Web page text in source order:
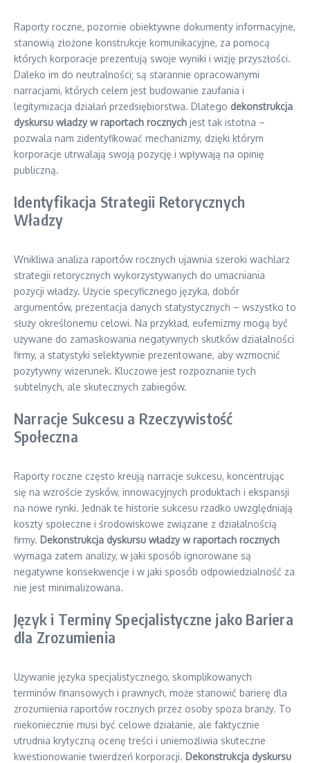
Raporty roczne, pozornie obiektywne dokumenty informacyjne,
stanowią złożone konstrukcje komunikacyjne, za pomocą
których korporacje prezentują swoje wyniki i wizję przyszłości.
Daleko im do neutralności; są starannie opracowanymi
narracjami, których celem jest budowanie zaufania i
legitymizacja działań przedsiębiorstwa. Dlatego dekonstrukcja
dyskursu władzy w raportach rocznych jest tak istotna –
pozwala nam zidentyfikować mechanizmy, dzięki którym
korporacje utrwalają swoją pozycję i wpływają na opinię
publiczną.
Identyfikacja Strategii Retorycznych
Władzy
Wnikliwa analiza raportów rocznych ujawnia szeroki wachlarz
strategii retorycznych wykorzystywanych do umacniania
pozycji władzy. Użycie specyficznego języka, dobór
argumentów, prezentacja danych statystycznych – wszystko to
służy określonemu celowi. Na przykład, eufemizmy mogą być
używane do zamaskowania negatywnych skutków działalności
firmy, a statystyki selektywnie prezentowane, aby wzmocnić
pozytywny wizerunek. Kluczowe jest rozpoznanie tych
subtelnych, ale skutecznych zabiegów.
Narracje Sukcesu a Rzeczywistość
Społeczna
Raporty roczne często kreują narracje sukcesu, koncentrując
się na wzroście zysków, innowacyjnych produktach i ekspansji
na nowe rynki. Jednak te historie sukcesu rzadko uwzględniają
koszty społeczne i środowiskowe związane z działalnością
firmy. Dekonstrukcja dyskursu władzy w raportach rocznych
wymaga zatem analizy, w jaki sposób ignorowane są
negatywne konsekwencje i w jaki sposób odpowiedzialność za
nie jest minimalizowana.
Język i Terminy Specjalistyczne jako Bariera
dla Zrozumienia
Używanie języka specjalistycznego, skomplikowanych
terminów finansowych i prawnych, może stanowić barierę dla
zrozumienia raportów rocznych przez osoby spoza branży. To
niekoniecznie musi być celowe działanie, ale faktycznie
utrudnia krytyczną ocenę treści i uniemożliwia skuteczne
kwestionowanie twierdzeń korporacji. Dekonstrukcja dyskursu